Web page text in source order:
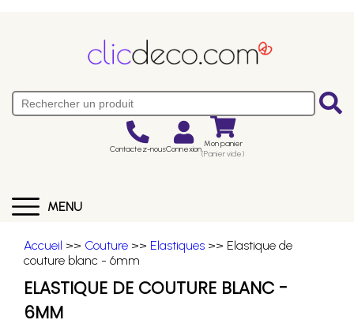
Contactez-nousConnexion Mon panier
(Panier vide)
MENU
Accueil >> Couture >> Elastiques >> Elastique de
couture blanc - 6mm
ELASTIQUE DE COUTURE BLANC -
6MM